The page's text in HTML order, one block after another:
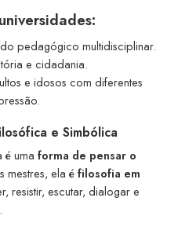
pedagógico multidisciplinar.
e cidadania.
e idosos com diferentes
e Simbólica
uma forma de pensar o
mestres, ela éfilosofia em
resistir, escutar, dialogar e